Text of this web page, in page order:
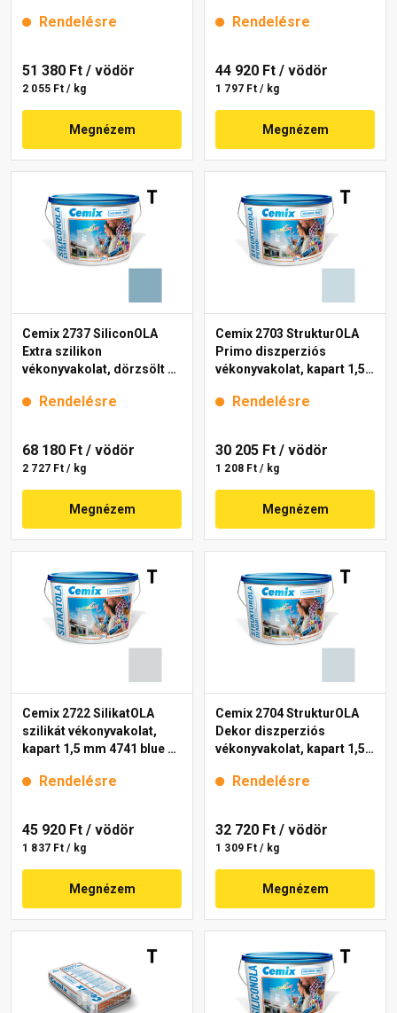
Rendelésre
51 380 Ft / vödör
2 055 Ft / kg
Megnézem
Rendelésre
44 920 Ft / vödör
1 797 Ft / kg
Megnézem
Cemix 2737 SiliconOLA
Extra szilikon
vékonyvakolat, dörzsölt 2
Rendelésre
68 180 Ft / vödör
2 727 Ft / kg
Megnézem
Cemix 2703 StrukturOLA
Primo diszperziós
vékonyvakolat, kapart 1,5
Rendelésre
30 205 Ft / vödör
1 208 Ft / kg
Megnézem
Cemix 2722 SilikatOLA
szilikát vékonyvakolat,
kapart 1,5 mm 4741 blue 25
Rendelésre
45 920 Ft / vödör
1 837 Ft / kg
Megnézem
Cemix 2704 StrukturOLA
Dekor diszperziós
vékonyvakolat, kapart 1,5
Rendelésre
32 720 Ft / vödör
1 309 Ft / kg
Megnézem